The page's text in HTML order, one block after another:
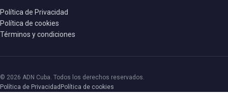
Política de Privacidad
Política de cookies
Términos y condiciones
© 2026 ADN Cuba. Todos los derechos reservados.
Política de Privacidad Política de cookies